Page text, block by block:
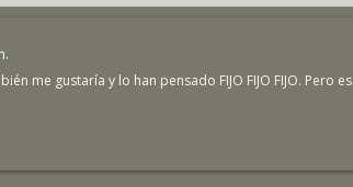
me gustaría y lo han pensado FIJO FIJO FIJO. Pero es